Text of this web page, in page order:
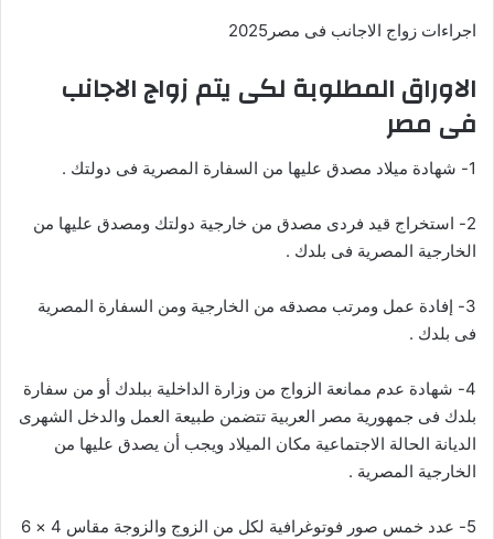
اجراءات زواج الاجانب فى مصر2025
الاوراق المطلوبة لكى يتم زواج الاجانب
فى مصر
1- شهادة ميلاد مصدق عليها من السفارة المصرية فى دولتك .
2- استخراج قيد فردى مصدق من خارجية دولتك ومصدق عليها من
الخارجية المصرية فى بلدك .
3- إفادة عمل ومرتب مصدقه من الخارجية ومن السفارة المصرية
فى بلدك .
4- شهادة عدم ممانعة الزواج من وزارة الداخلية ببلدك أو من سفارة
بلدك فى جمهورية مصر العربية تتضمن طبيعة العمل والدخل الشهرى
الديانة الحالة الاجتماعية مكان الميلاد ويجب أن يصدق عليها من
الخارجية المصرية .
5- عدد خمس صور فوتوغرافية لكل من الزوج والزوجة مقاس 4 × 6